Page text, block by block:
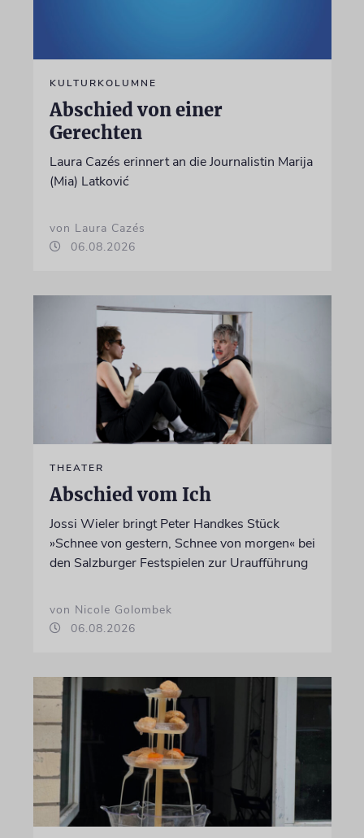
KULTURKOLUMNE
Abschied von einer
Gerechten
Laura Cazés erinnert an die Journalistin Marija
(Mia) Latković
von Laura Cazés
06.08.2026
THEATER
Abschied vom Ich
Jossi Wieler bringt Peter Handkes Stück
»Schnee von gestern, Schnee von morgen« bei
den Salzburger Festspielen zur Uraufführung
von Nicole Golombek
06.08.2026